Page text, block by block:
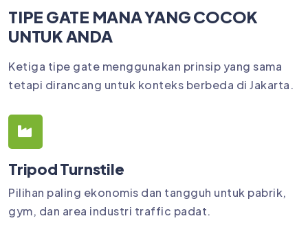
TIPE GATE MANA YANG COCOK
UNTUK ANDA
Ketiga tipe gate menggunakan prinsip yang sama
tetapi dirancang untuk konteks berbeda di Jakarta.
Tripod Turnstile
Pilihan paling ekonomis dan tangguh untuk pabrik,
gym, dan area industri traffic padat.